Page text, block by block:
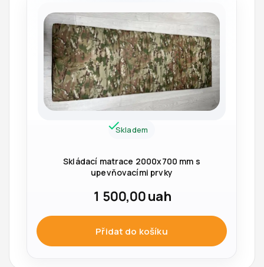
Skladem
Skládací matrace 2000x700 mm s
upevňovacími prvky
1 500,00uah
Přidat do košíku